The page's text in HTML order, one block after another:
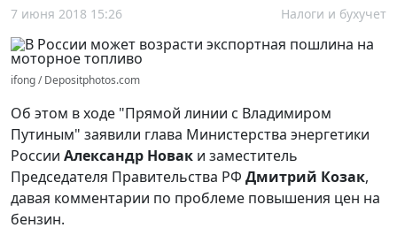
7 июня 2018 15:26 Налоги и бухучет
ifong / Depositphotos.com
Об этом в ходе "Прямой линии с Владимиром
Путиным" заявили глава Министерства энергетики
России Александр Новак и заместитель
Председателя Правительства РФ Дмитрий Козак,
давая комментарии по проблеме повышения цен на
бензин.